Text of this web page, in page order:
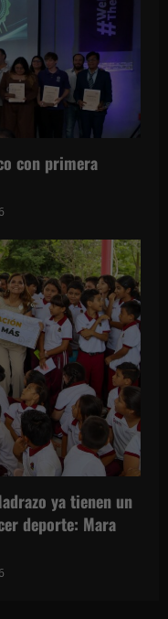
con primera
ya tienen un
deporte: Mara